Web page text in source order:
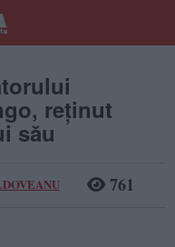
reținut
său
761